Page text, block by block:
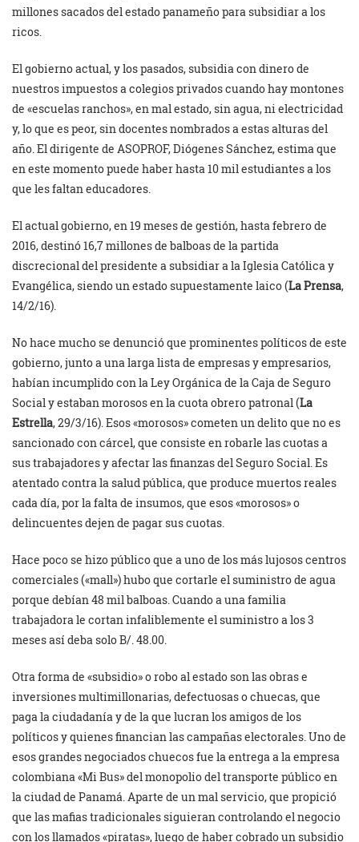
millones sacados del estado panameño para subsidiar a los
ricos.
El gobierno actual, y los pasados, subsidia con dinero de
nuestros impuestos a colegios privados cuando hay montones
de «escuelas ranchos», en mal estado, sin agua, ni electricidad
y, lo que es peor, sin docentes nombrados a estas alturas del
año. El dirigente de ASOPROF, Diógenes Sánchez, estima que
en este momento puede haber hasta 10 mil estudiantes a los
que les faltan educadores.
El actual gobierno, en 19 meses de gestión, hasta febrero de
2016, destinó 16,7 millones de balboas de la partida
discrecional del presidente a subsidiar a la Iglesia Católica y
Evangélica, siendo un estado supuestamente laico (La Prensa,
14/2/16).
No hace mucho se denunció que prominentes políticos de este
gobierno, junto a una larga lista de empresas y empresarios,
habían incumplido con la Ley Orgánica de la Caja de Seguro
Social y estaban morosos en la cuota obrero patronal (La
Estrella, 29/3/16). Esos «morosos» cometen un delito que no es
sancionado con cárcel, que consiste en robarle las cuotas a
sus trabajadores y afectar las finanzas del Seguro Social. Es
atentado contra la salud pública, que produce muertos reales
cada día, por la falta de insumos, que esos «morosos» o
delincuentes dejen de pagar sus cuotas.
Hace poco se hizo público que a uno de los más lujosos centros
comerciales («mall») hubo que cortarle el suministro de agua
porque debían 48 mil balboas. Cuando a una familia
trabajadora le cortan infaliblemente el suministro a los 3
meses así deba solo B/. 48.00.
Otra forma de «subsidio» o robo al estado son las obras e
inversiones multimillonarias, defectuosas o chuecas, que
paga la ciudadanía y de la que lucran los amigos de los
políticos y quienes financian las campañas electorales. Uno de
esos grandes negociados chuecos fue la entrega a la empresa
colombiana «Mi Bus» del monopolio del transporte público en
la ciudad de Panamá. Aparte de un mal servicio, que propició
que las mafias tradicionales siguieran controlando el negocio
con los llamados «piratas», luego de haber cobrado un subsidio